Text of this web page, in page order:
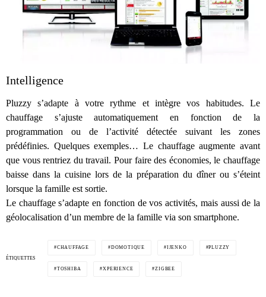
Intelligence
Pluzzy s’adapte à votre rythme et intègre vos habitudes. Le
chauffage s’ajuste automatiquement en fonction de la
programmation ou de l’activité détectée suivant les zones
prédéfinies. Quelques exemples… Le chauffage augmente avant
que vous rentriez du travail. Pour faire des économies, le chauffage
baisse dans la cuisine lors de la préparation du dîner ou s’éteint
lorsque la famille est sortie.
Le chauffage s’adapte en fonction de vos activités, mais aussi de la
géolocalisation d’un membre de la famille via son smartphone.
ÉTIQUETTES
CHAUFFAGE DOMOTIQUE IJENKO PLUZZY
TOSHIBA XPERIENCE ZIGBEE